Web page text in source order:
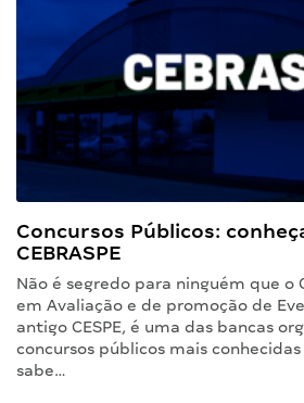
Concursos Públicos:
CEBRASPE
Não é segredo para ninguém que o
em Avaliação e de promoção de
antigo CESPE, é uma das bancas
concursos públicos mais
sabe…